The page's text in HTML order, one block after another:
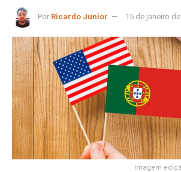
Por Ricardo Junior 15 de janeiro
Imagem